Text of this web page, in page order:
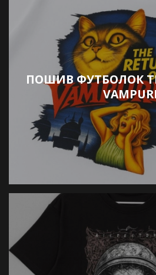
ПОШИВ ФУТБОЛОК